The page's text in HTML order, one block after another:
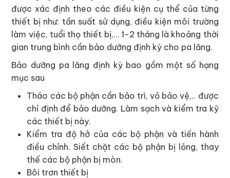
được xác định theo các điều kiện cụ thể của từng
thiết bị như: tần suất sử dụng, điều kiện môi trường
làm việc, tuổi thọ thiết bị,… 1-2 tháng là khoảng thời
gian trung bình cần bảo dưỡng định kỳ cho pa lăng.
Bảo dưỡng pa lăng định kỳ bao gồm một số hạng
mục sau
Tháo các bộ phận cần bảo trì, vỏ bảo vệ,.. được
chỉ định để bảo dưỡng. Làm sạch và kiểm tra kỹ
các thiết bị này.
Kiểm tra độ hở của các bộ phận và tiến hành
điều chỉnh. Siết chặt các bộ phận bị lỏng, thay
thế các bộ phận bị mòn.
Bôi trơn thiết bị